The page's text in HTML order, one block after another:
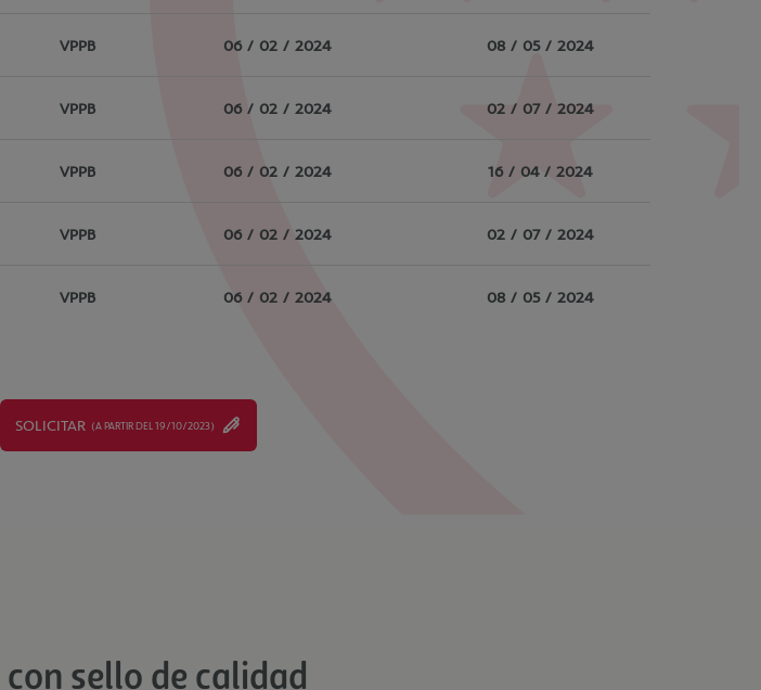
VPPB 06 / 02 / 2024 08 / 05 / 2024
VPPB 06 / 02 / 2024 02 / 07 / 2024
VPPB 06 / 02 / 2024 16 / 04 / 2024
VPPB 06 / 02 / 2024 02 / 07 / 2024
VPPB 06 / 02 / 2024 08 / 05 / 2024
SOLICITAR (A PARTIR DEL 19/10/2023)
sello de calidad